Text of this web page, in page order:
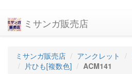
ミサンガ販売店
ミサンガ販売店 アンクレット
片ひも[複数色]
ACM141